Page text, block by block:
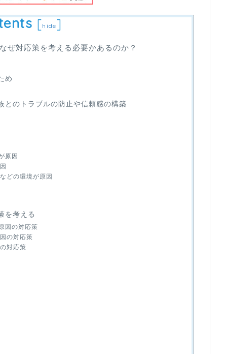
[hide]
ぜ対応策を考える必要かあるのか？
め
のトラブルの防止や信頼感の構築
原因
どの環境が原因
を考える
因の対応策
の対応策
対応策